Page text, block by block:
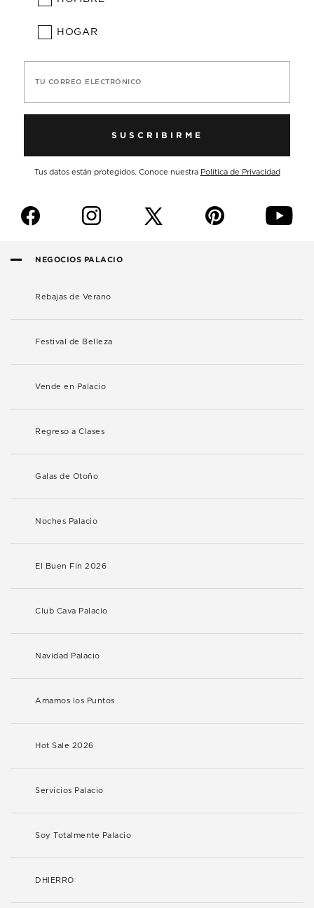
HOGAR
TU CORREO ELECTRÓNICO
SUSCRIBIRME
Tus datos están protegidos. Conoce nuestra Política de Privacidad
f i p y
NEGOCIOS PALACIO
Rebajas de Verano
Festival de Belleza
Vende en Palacio
Regreso a Clases
Galas de Otoño
Noches Palacio
El Buen Fin 2026
Club Cava Palacio
Navidad Palacio
Amamos los Puntos
Hot Sale 2026
Servicios Palacio
Soy Totalmente Palacio
DHIERRO